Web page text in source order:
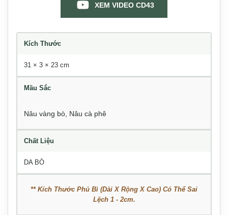
XEM VIDEO CD43
Kích Thước
31 × 3 × 23 cm
Mầu Sắc
Nâu vàng bò, Nâu cà phê
Chất Liệu
DA BÒ
** Kích Thước Phủ Bì (Dài X Rộng X Cao) Có Thể Sai
Lệch 1 - 2cm.